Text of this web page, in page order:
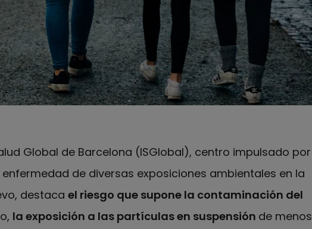
Global de Barcelona (ISGlobal), centro impulsado por
de diversas exposiciones ambientales en la
destaca el riesgo que supone la contaminación del
la exposición a las partículas en suspensión de menos